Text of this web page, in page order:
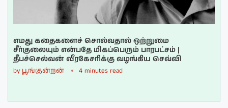
எமது கதைகளைச் சொல்வதால் ஒற்றுமை
சீர்குலையும் என்பதே மிகப்பெரும் பாரபட்சம் |
தீபச்செல்வன் வீரகேசரிக்கு வழங்கிய செவ்வி
by பூங்குன்றன் 4 minutes read